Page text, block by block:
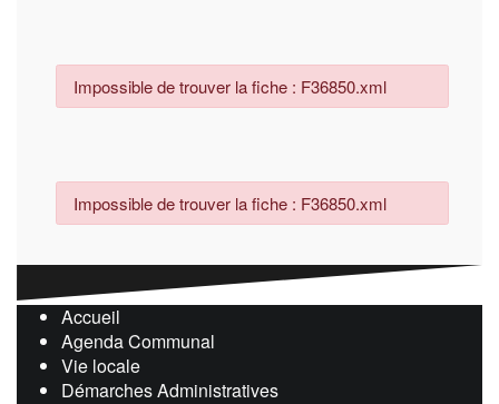
Impossible de trouver la fiche : F36850.xml
Impossible de trouver la fiche : F36850.xml
Accueil
Agenda Communal
Vie locale
Démarches Administratives